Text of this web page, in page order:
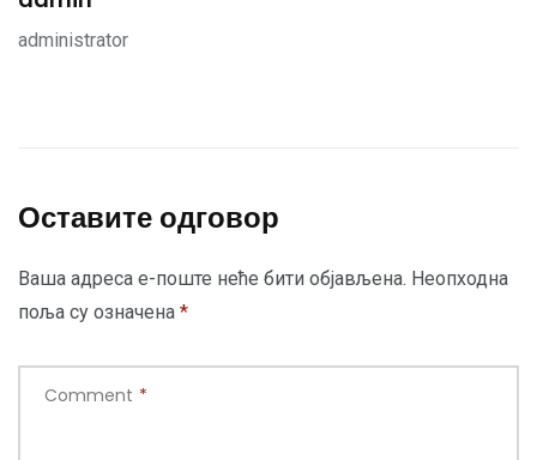
administrator
Оставите одговор
Ваша адреса е-поште неће бити објављена. Неопходна
поља су означена *
Comment *